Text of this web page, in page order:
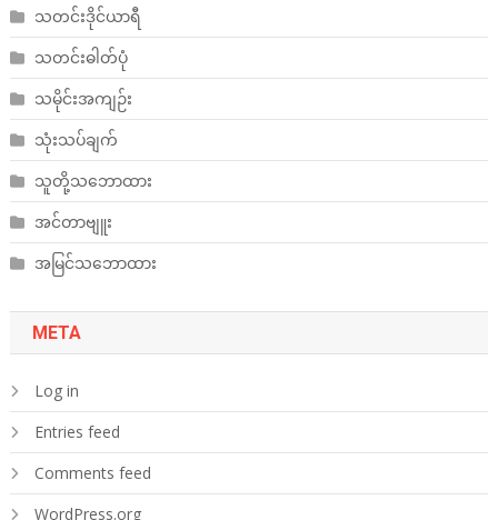
သတင်းဒိုင်ယာရီ
သတင်းဓါတ်ပုံ
သမိုင်းအကျဉ်း
သုံးသပ်ချက်
သူတို့သဘောထား
အင်တာဗျူး
အမြင်သဘောထား
META
Log in
Entries feed
Comments feed
WordPress.org